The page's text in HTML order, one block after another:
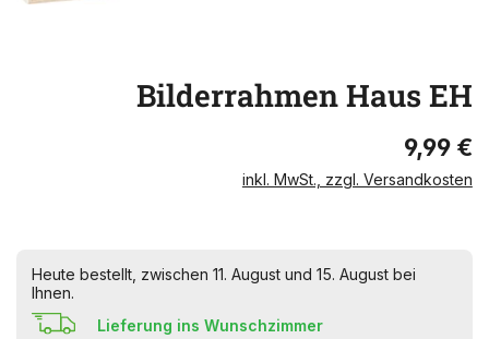
Bilderrahmen Haus EH
9,99 €
inkl. MwSt., zzgl. Versandkosten
Heute bestellt, zwischen 11. August und 15. August bei
Ihnen.
Lieferung ins Wunschzimmer